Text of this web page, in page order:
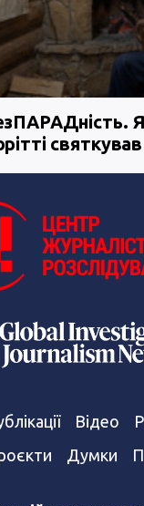
святкував
Відео
Думки